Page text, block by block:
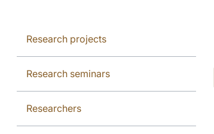
Research projects
Research seminars
Researchers